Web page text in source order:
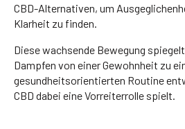
CBD-Alternativen, um
Klarheit zu finden.
Diese wachsende Bewegung
Dampfen von einer Gewohnheit zu
gesundheitsorientierten Routine
CBD dabei eine Vorreiterrolle spielt.